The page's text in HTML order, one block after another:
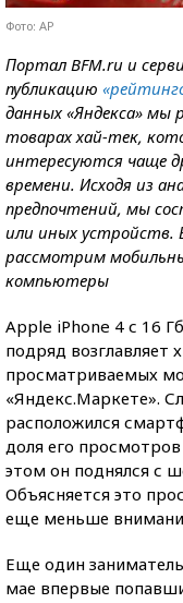
Фото: AP
Портал BFM.ru и
публикацию
данных «Яндекса» мы
товарах хай-тек,
интересуются чаще
времени. Исходя из
предпочтений, мы
или иных устройств.
рассмотрим
компьютеры
Apple iPhone 4 с 16
подряд возглавляет
просматриваемых
«Яндекс.Маркете».
расположился
доля его
этом он поднялся с
Объясняется это
еще меньше
Еще один
мае впервые